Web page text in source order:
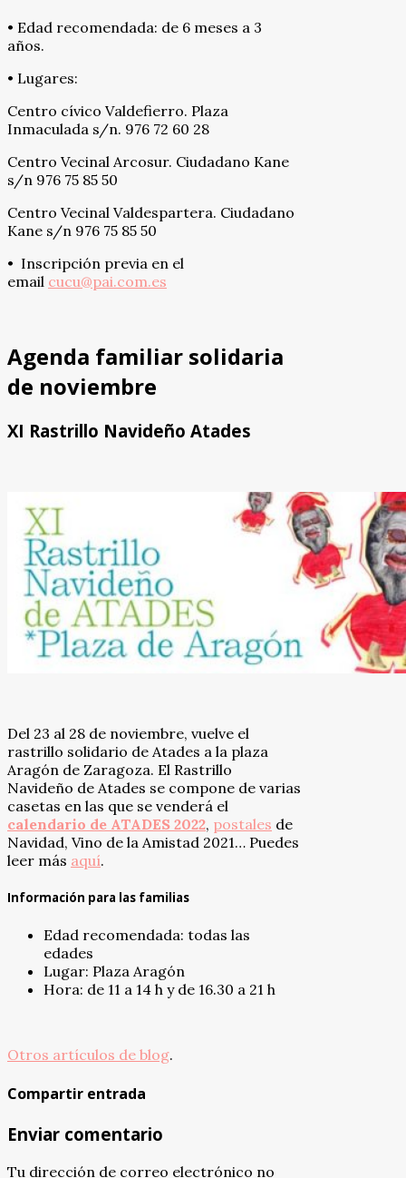
• Edad recomendada: de 6 meses a 3
años.
• Lugares:
Centro cívico Valdefierro. Plaza
Inmaculada s/n. 976 72 60 28
Centro Vecinal Arcosur. Ciudadano Kane
s/n 976 75 85 50
Centro Vecinal Valdespartera. Ciudadano
Kane s/n 976 75 85 50
• Inscripción previa en el
email cucu@pai.com.es
Agenda familiar solidaria
de noviembre
XI Rastrillo Navideño Atades
Del 23 al 28 de noviembre, vuelve el
rastrillo solidario de Atades a la plaza
Aragón de Zaragoza. El Rastrillo
Navideño de Atades se compone de varias
casetas en las que se venderá el
calendario de ATADES 2022, postales de
Navidad, Vino de la Amistad 2021… Puedes
leer más aquí.
Información para las familias
Edad recomendada: todas las
edades
Lugar: Plaza Aragón
Hora: de 11 a 14 h y de 16.30 a 21 h
Otros artículos de blog.
Compartir entrada
Enviar comentario
Tu dirección de correo electrónico no